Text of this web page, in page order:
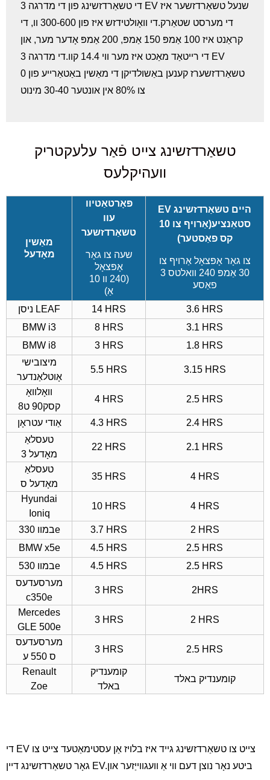
די טשאַרדזשינג פון די מדרגה 3 EV שנעל טשאַרדזשער איז
די מערסט שטאַרק.די וואָולטידזש איז פון 300-600 וו, די
קראַנט איז 100 אַמפּ 150 אַמפּ, 200 אַמפּ אָדער מער, און
די רייטאַד מאַכט איז מער ווי 14.4 קוו.די מדרגה 3 EV
טשאַרדזשערז קענען באַשולדיקן די מאַשין באַטאַרייע פון ​​0
צו 80% אין אונטער 30-40 מינוט
טשאַרדזשינג צייט פֿאַר עלעקטריק
וועהיקלעס
מאַשין
מאָדעל
פּאָרטאַטיוו
עוו
טשאַרדזשער
שעה צו גאָר
אָפּצאָל
(240 וו 10
אַ)
EV היים טשאַרדזשינג
סטאַנציע
(אַרויף צו 10
קס פאַסטער)
צו גאָר אָפּצאָל אַרויף צו
30 אַמפּ 240 וואלטס 3
פאַסע
ניסן LEAF 14 HRS
3.6 HRS
BMW i3
8 HRS
3.1 HRS
BMW i8
3 HRS
1.8 HRS
מיצובישי
אָוטלאַנדער
5.5 HRS 3.15 HRS
וואָלוואָ
קסק90 ט8
4 HRS 2.5 HRS
אַודי עטראָן 4.3 HRS
2.4 HRS
טעסלאַ
מאָדעל 3
22 HRS 2.1 HRS
טעסלאַ
מאָדעל ס
35 HRS 4 HRS
Hyundai
Ioniq
10 HRS 4 HRS
במוו 330e 3.7 HRS
2 HRS
BMW x5e
4.5 HRS
2.5 HRS
במוו 530e
4.5 HRS
2.5 HRS
מערסעדעס
c350e
3 HRS 2HRS
Mercedes
GLE 500e
3 HRS 2 HRS
מערסעדעס
ס 550 ע
3 HRS 2.5 HRS
Renault
Zoe
קומענדיק
באלד
קומענדיק באלד
די EV צייט צו טשאַרדזשינג גייד איז בלויז אַן עסטימאַטעד צייט צו
גאָר טשאַרדזשינג דיין EV.ביטע נאָר נוצן דעם ווי אַ וועגווייַזער און